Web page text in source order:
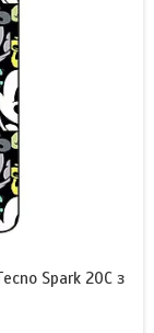
Spark 20C з